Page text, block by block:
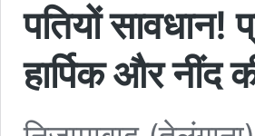
पतियों सावधान!
हार्पिक और नींद